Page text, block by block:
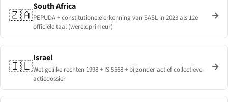
🇿🇦
South Africa
PEPUDA + constitutionele erkenning van SASL in 2023 als 12e
officiële taal (wereldprimeur)
→
🇮🇱
Israel
Wet gelijke rechten 1998 + IS 5568 + bijzonder actief collectieve-
actiedossier
→